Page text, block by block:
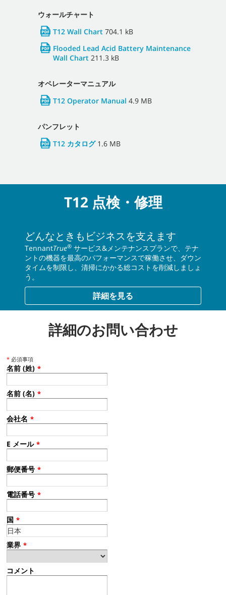
ウォールチャート
T12 Wall Chart 704.1 kB
Flooded Lead Acid Battery Maintenance
Wall Chart 211.3 kB
オペレーターマニュアル
T12 Operator Manual 4.9 MB
パンフレット
T12 カタログ 1.6 MB
T12 点検・修理
どんなときもビジネスを支えます
TennantTrue® サービス&メンテナンスプランで、テナ
ントの機器を最高のパフォーマンスで稼働させ、ダウン
タイムを制限し、清掃にかかる総コストを削減しましょ
う。
詳細を見る
詳細のお問い合わせ
* 必須事項
名前 (姓) *
名前 (名) *
会社名 *
E メール *
郵便番号 *
電話番号 *
国 *
業界 *
コメント